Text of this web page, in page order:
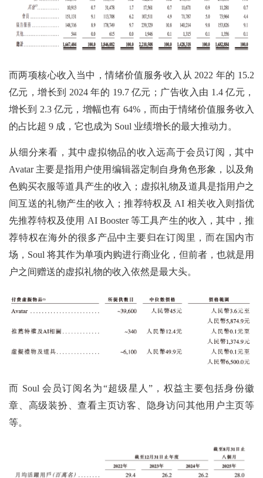
而两项核心收入当中，情绪价值服务收入从 2022 年的 15.2
亿元，增长到 2024 年的 19.7 亿元；广告收入由 1.4 亿元，
增长到 2.3 亿元，增幅也有 64%，而由于情绪价值服务收入
的占比超 9 成，它也成为 Soul 业绩增长的最大推动力。
从细分来看，其中虚拟物品的收入远高于会员订阅，其中
Avatar 主要是指用户使用编辑器定制自身角色形象，以及角
色购买衣服等道具产生的收入；虚拟礼物及道具是指用户之
间互送的礼物产生的收入；推荐特权及 AI 相关收入则指优
先推荐特权及使用 AI Booster 等工具产生的收入，其中，推
荐特权在海外的很多产品中主要归在订阅里，而在国内市
场，Soul 将其作为单项内购进行商业化，但前者，也就是用
户之间赠送的虚拟礼物的收入依然是最大头。
而 Soul 会员订阅名为“超级星人”，权益主要包括身份徽
章、高级装扮、查看主页访客、隐身访问其他用户主页等
等。